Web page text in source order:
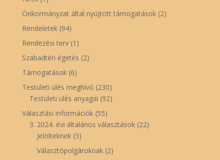
Önkormányzat által nyújtott támogatások(2)
Rendeletek(94)
Rendezési terv(1)
Szabadtéri égetés (2)
Támogatások(6)
Testületi ülés meghívó (230)
Testületi ülés anyagai (92)
Választási információk(55)
3. 2024. évi általános választások(22)
Jelölteknek(3)
Választópolgároknak(2)